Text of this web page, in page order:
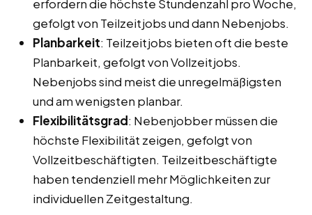
erfordern die höchste Stundenzahl pro Woche,
gefolgt von Teilzeitjobs und dann Nebenjobs.
Planbarkeit: Teilzeitjobs bieten oft die beste
Planbarkeit, gefolgt von Vollzeitjobs.
Nebenjobs sind meist die unregelmäßigsten
und am wenigsten planbar.
Flexibilitätsgrad: Nebenjobber müssen die
höchste Flexibilität zeigen, gefolgt von
Vollzeitbeschäftigten. Teilzeitbeschäftigte
haben tendenziell mehr Möglichkeiten zur
individuellen Zeitgestaltung.